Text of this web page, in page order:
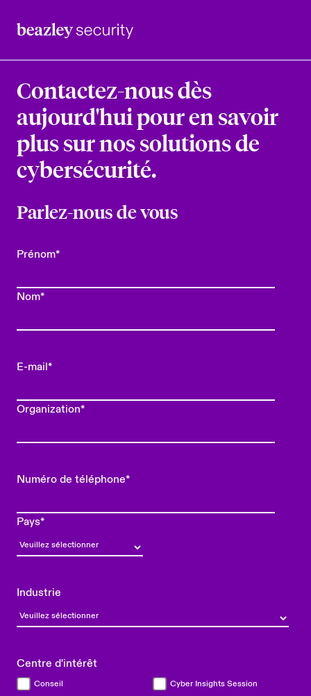
Contactez-nous dès
aujourd'hui pour en savoir
plus sur nos solutions de
cybersécurité.
Parlez-nous de vous
Prénom*
Nom*
E-mail*
Organization*
Numéro de téléphone*
Pays*
Industrie
Centre d'intérêt
Conseil Cyber Insights Session